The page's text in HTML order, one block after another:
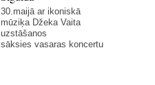
30.maijā ar ikoniskā
mūziķa Džeka Vaita
uzstāšanos
sāksies vasaras koncertu